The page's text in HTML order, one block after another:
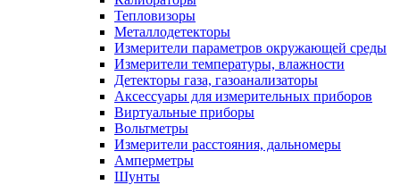
Тепловизоры
Металлодетекторы
Измерители параметров окружающей среды
Измерители температуры, влажности
Детекторы газа, газоанализаторы
Аксессуары для измерительных приборов
Виртуальные приборы
Вольтметры
Измерители расстояния, дальномеры
Амперметры
Шунты